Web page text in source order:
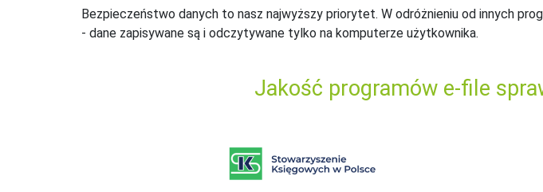
Bezpieczeństwo danych to nasz najwyższy priorytet. W odróżnieniu od innych
- dane zapisywane są i odczytywane tylko na komputerze użytkownika.
Jakość programów e-file